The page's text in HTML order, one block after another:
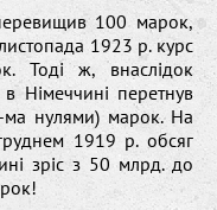
100 марок,
1923 р. курс
Тоді ж, внаслідок
Німеччині перетнув
нулями) марок. На
1919 р. обсяг
зріс з 50 млрд. до